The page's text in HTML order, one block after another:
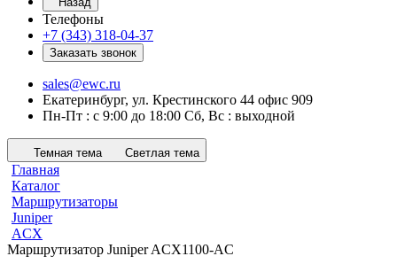
Телефоны
+7 (343) 318-04-37
Заказать звонок
sales@ewc.ru
Екатеринбург, ул. Крестинского 44 офис 909
Пн-Пт : с 9:00 до 18:00 Сб, Вс : выходной
Темная тема Светлая тема
Главная
Каталог
Маршрутизаторы
Juniper
ACX
Маршрутизатор Juniper ACX1100-AC